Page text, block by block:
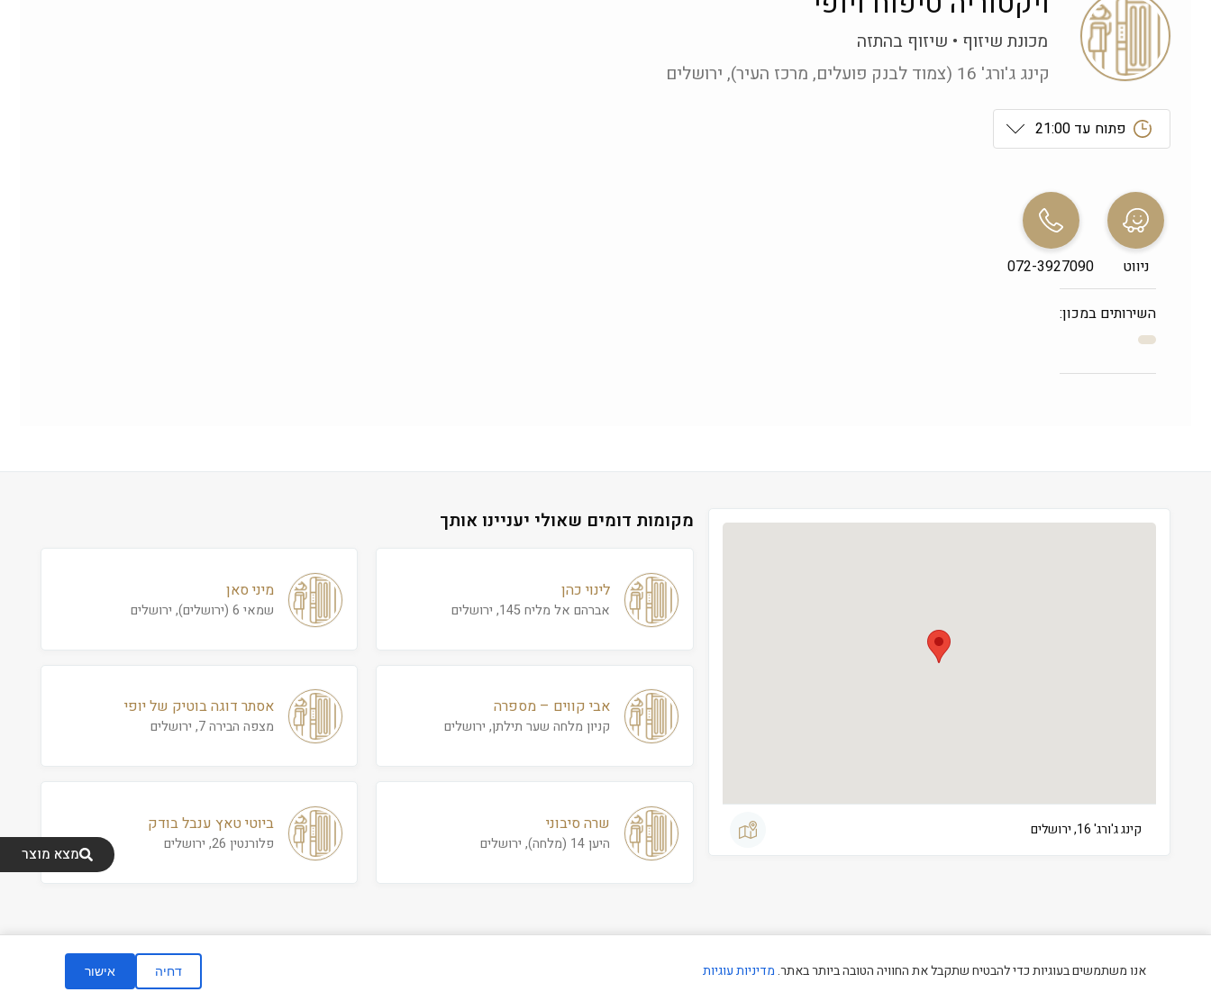
מכונת שיזוף
שיזוף בהתזה
קינג ג'ורג' 16 (צמוד לבנק פועלים, מרכז העיר), ירושלים
פתוח עד 21:00
שני
09:00-21:00
שלישי
רביעי
חמישי 09:00-21:00
שישי
שבת
סגור
ניווט 072-3927090
השירותים במכון:
קינג ג'ורג' 16, ירושלים
מקומות דומים שאולי יעניינו אותך
לינוי כהן
אברהם אל מליח 145, ירושלים
מיני סאן
שמאי 6 (ירושלים), ירושלים
אבי קווים – מספרה
קניון מלחה שער תילתן, ירושלים
אסתר דוגה בוטיק של יופי
מצפה הבירה 7, ירושלים
שרה סיבוני
היען 14 (מלחה), ירושלים
ביוטי טאץ ענבל בודק
פלורנטין 26, ירושלים
כל הזכויות שמורות לטופ סאן שירותים בע"מ © 2026 מדיניות פרטיות|תנאי שימוש
מצא מוצר
אנו משתמשים בעוגיות כדי להבטיח שתקבל את החוויה הטובה ביותר באתר.מדיניות עוגיות דחיה אישור